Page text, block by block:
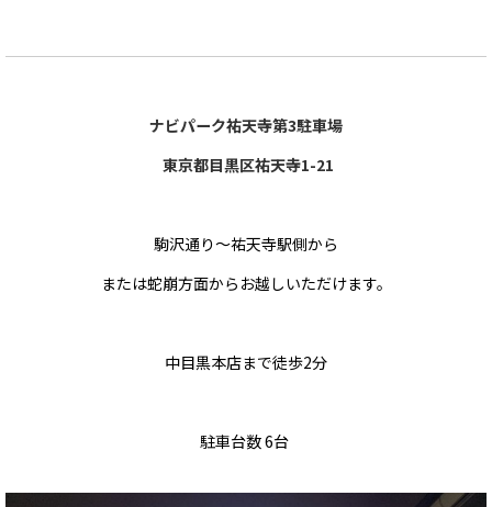
ナビパーク祐天寺第3駐車場
東京都目黒区祐天寺1-21
駒沢通り～祐天寺駅側から
または蛇崩方面からお越しいただけます。
中目黒本店まで徒歩2分
駐車台数 6台